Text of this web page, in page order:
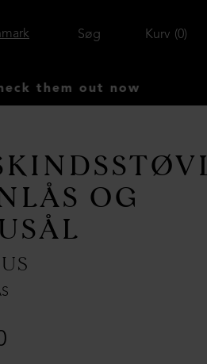
Kurv 0
Søg
out now
OG